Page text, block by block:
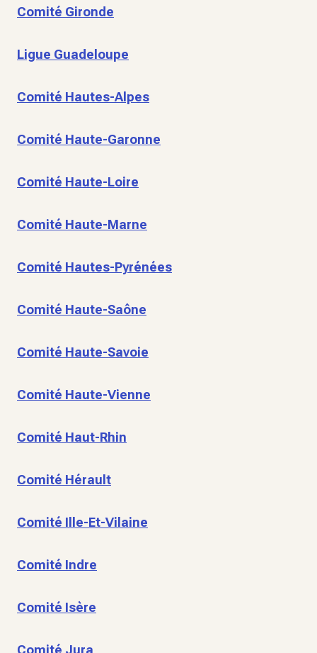
Comité Gironde
Ligue Guadeloupe
Comité Hautes-Alpes
Comité Haute-Garonne
Comité Haute-Loire
Comité Haute-Marne
Comité Hautes-Pyrénées
Comité Haute-Saône
Comité Haute-Savoie
Comité Haute-Vienne
Comité Haut-Rhin
Comité Hérault
Comité Ille-Et-Vilaine
Comité Indre
Comité Isère
Comité Jura